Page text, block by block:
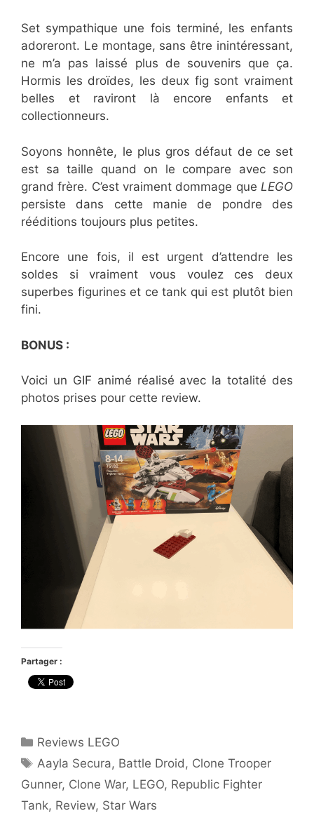
Set sympathique une fois terminé, les enfants
adoreront. Le montage, sans être inintéressant,
ne m’a pas laissé plus de souvenirs que ça.
Hormis les droïdes, les deux fig sont vraiment
belles et raviront là encore enfants et
collectionneurs.
Soyons honnête, le plus gros défaut de ce set
est sa taille quand on le compare avec son
grand frère. C’est vraiment dommage que LEGO
persiste dans cette manie de pondre des
rééditions toujours plus petites.
Encore une fois, il est urgent d’attendre les
soldes si vraiment vous voulez ces deux
superbes figurines et ce tank qui est plutôt bien
fini.
BONUS :
Voici un GIF animé réalisé avec la totalité des
photos prises pour cette review.
Partager :
Catégories
Reviews LEGO
Étiquettes
Aayla Secura, Battle Droid , Clone Trooper
Gunner, Clone War, LEGO, Republic Fighter
Tank, Review, Star Wars